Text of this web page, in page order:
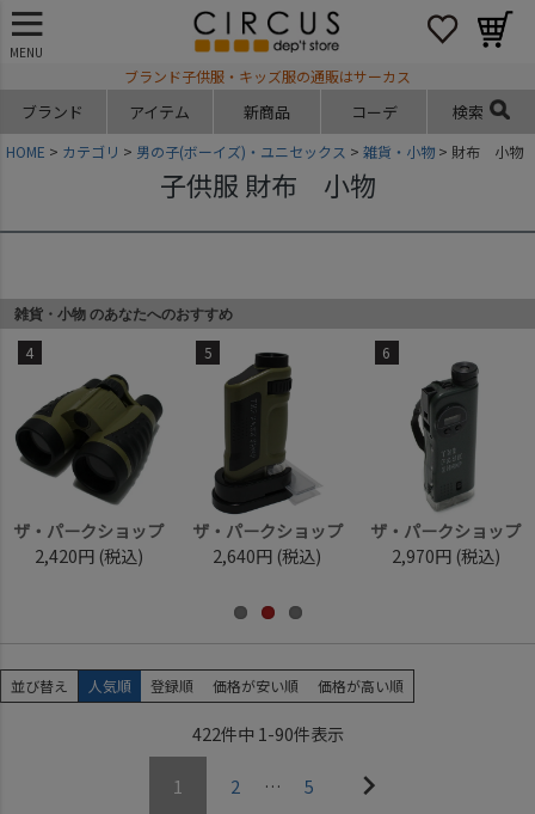
MENU
ブランド子供服・キッズ服の通販はサーカス
ブランド アイテム 新商品 コーデ 検索
HOME カテゴリ 男の子(ボーイズ)・ユニセックス 雑貨・小物 財布 小物
子供服 財布 小物
雑貨・小物 のあなたへのおすすめ
4
ザ・パークショップ
2,420円 (税込)
5
ザ・パークショップ
2,640円 (税込)
6
ザ・パークショップ
2,970円 (税込)
並び替え 人気順 登録順 価格が安い順 価格が高い順
422件中 1-90件表示
1 2 … 5